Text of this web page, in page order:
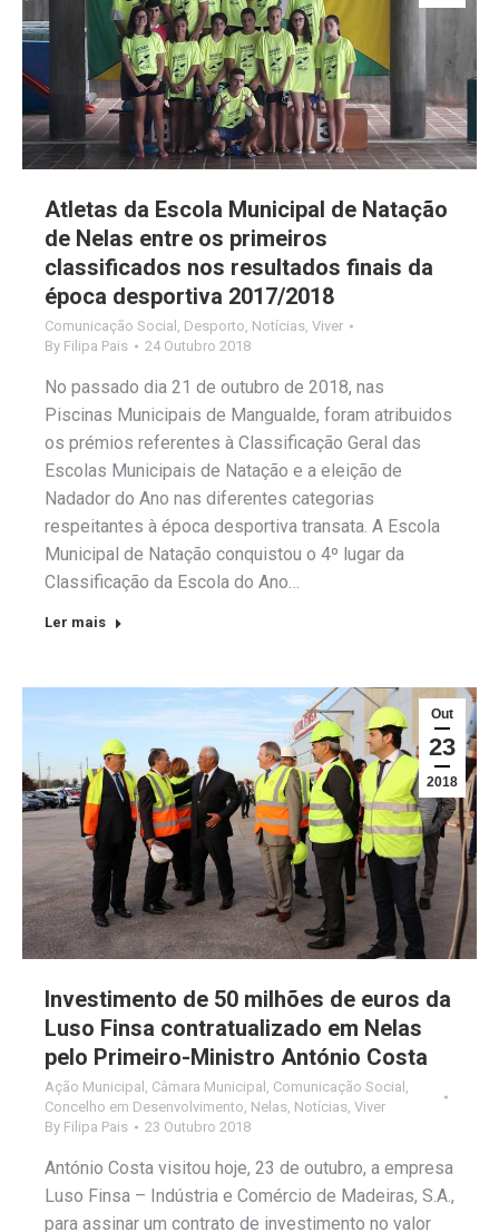
Atletas da Escola Municipal de Natação
de Nelas entre os primeiros
classificados nos resultados finais da
época desportiva 2017/2018
Comunicação Social Desporto Notícias Viver
By Filipa Pais 24 Outubro 2018
No passado dia 21 de outubro de 2018, nas
Piscinas Municipais de Mangualde, foram atribuidos
os prémios referentes à Classificação Geral das
Escolas Municipais de Natação e a eleição de
Nadador do Ano nas diferentes categorias
respeitantes à época desportiva transata. A Escola
Municipal de Natação conquistou o 4º lugar da
Classificação da Escola do Ano…
Ler mais
Out
23
2018
Investimento de 50 milhões de euros da
Luso Finsa contratualizado em Nelas
pelo Primeiro-Ministro António Costa
Ação Municipal , Câmara Municipal , Comunicação Social ,
Concelho em Desenvolvimento, Nelas, Notícias, Viver
By Filipa Pais 23 Outubro 2018
António Costa visitou hoje, 23 de outubro, a empresa
Luso Finsa – Indústria e Comércio de Madeiras, S.A.,
para assinar um contrato de investimento no valor